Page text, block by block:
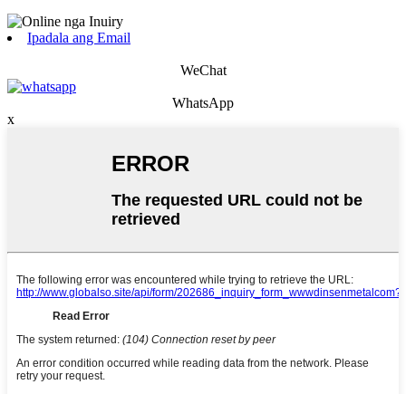
Ipadala ang Email
WeChat
WhatsApp
x